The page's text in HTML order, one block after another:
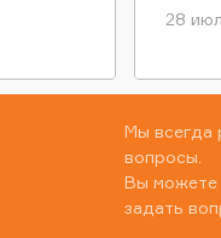
28
Мы всегда
вопросы.
Вы можете
задать